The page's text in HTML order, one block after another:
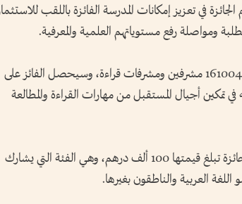
في تعزيز إمكانات المدرسة الفائزة باللقب
ومواصلة رفع مستوياتهم العلمية والمعرفية.
وسيتم أيضاً تتويج "المشرف المتميز" من بين 161004 مشرفين ومشرفات قراءة، وسيحصل الفائز على
عطائه في تمكين أجيال المستقبل من مهارات القراءة والمطالعة
وسيحصل الفائز بلقب بطل الجاليات على جائزة تبلغ قيمتها 100 ألف درهم، وهي الفئة التي يشارك
العربية والناطقون بغيرها.